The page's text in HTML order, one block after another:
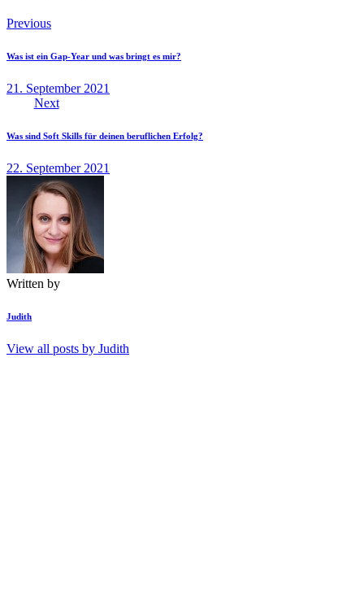
Previous
Was ist ein Gap-Year und was bringt es mir?
21. September 2021
Next
Was sind Soft Skills für deinen beruflichen Erfolg?
22. September 2021
Written by
Judith
View all posts by Judith